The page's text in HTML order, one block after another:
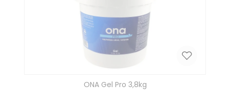
ONA Gel Pro 3,8kg